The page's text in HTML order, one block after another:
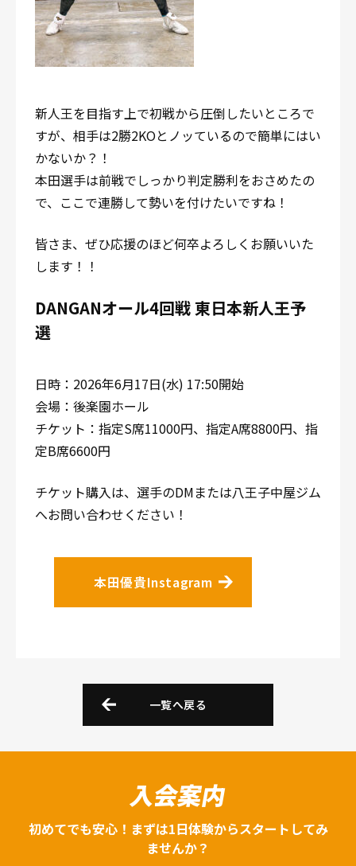
新人王を目指す上で初戦から圧倒したいところで
すが、相手は2勝2KOとノッているので簡単にはい
かないか？！
本田選手は前戦でしっかり判定勝利をおさめたの
で、ここで連勝して勢いを付けたいですね！
皆さま、ぜひ応援のほど何卒よろしくお願いいた
します！！
DANGANオール4回戦 東日本新人王予
選
日時：2026年6月17日(水) 17:50開始
会場：後楽園ホール
チケット：指定S席11000円、指定A席8800円、指
定B席6600円
チケット購入は、選手のDMまたは八王子中屋ジム
へお問い合わせください！
本田優貴Instagram
一覧へ戻る
入会案内
初めてでも安心！まずは1日体験からスタートしてみ
ませんか？